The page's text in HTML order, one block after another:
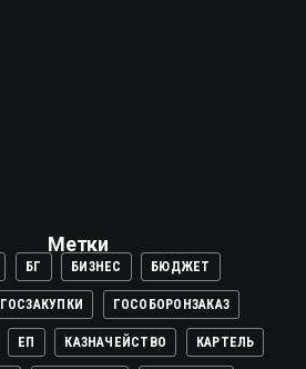
Метки
БГ БИЗНЕС БЮДЖЕТ
ГОСЗАКУПКИ ГОСОБОРОНЗАКАЗ
ЕП КАЗНАЧЕЙСТВО КАРТЕЛЬ